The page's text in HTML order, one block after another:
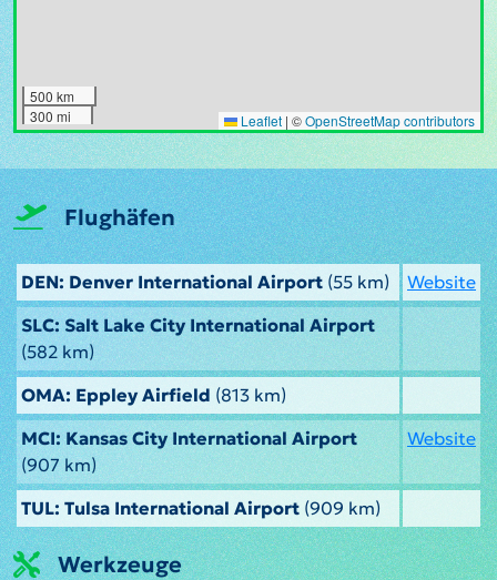
500 km
300 mi
Leaflet | ©OpenStreetMap contributors
Flughäfen
DEN: Denver International Airport (55 km)
Website
SLC: Salt Lake City International Airport
(582 km)
OMA: Eppley Airfield (813 km)
MCI: Kansas City International Airport
(907 km)
Website
TUL: Tulsa International Airport (909 km)
Werkzeuge